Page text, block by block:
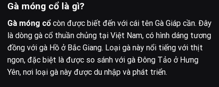
Gà móng cổ là gì?
Gà móng cổ còn được biết đến với cái tên Gà Giáp cần. Đây
là dòng gà cổ thuần chủng tại Việt Nam, có hình dáng tương
đồng với gà Hồ ở Bắc Giang. Loại gà này nổi tiếng với thịt
ngon, đặc biệt là được so sánh với gà Đông Tảo ở Hưng
Yên, nơi loại gà này được du nhập và phát triển.